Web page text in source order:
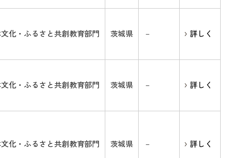
文化・ふるさと共創教育部門 茨城県 － 詳しく
文化・ふるさと共創教育部門 茨城県 － 詳しく
文化・ふるさと共創教育部門 茨城県 － 詳しく